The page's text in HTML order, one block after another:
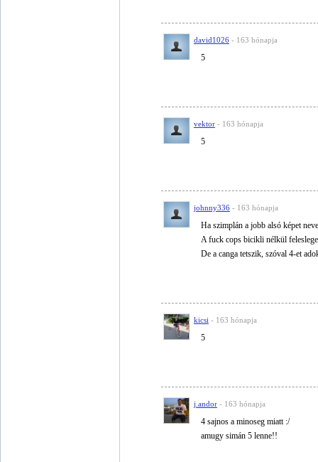
david1026 - 163 hónapja
5
vektor - 163 hónapja
5
johnny336 - 163 hónapja
Ha szimplán a jobb alsó képet
A fuck cops bicikli nélkül
De a canga tetszik, szóval 4-et
kicsi - 163 hónapja
5
j.andor - 163 hónapja
4 sajnos a minoseg miatt :/
amugy simán 5 lenne!!